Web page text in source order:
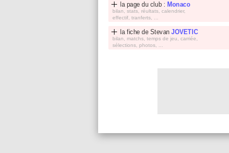
la page du club : Monaco
bilan, stats, réultats, calendrier,
effectif, tranferts, ...
la fiche de StevanJOVETIC
bilan, matchs, temps de jeu, carriée,
sélections, photos, ...